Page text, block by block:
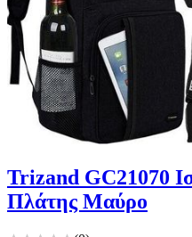
Trizand GC21070
Πλάτης Μαύρο